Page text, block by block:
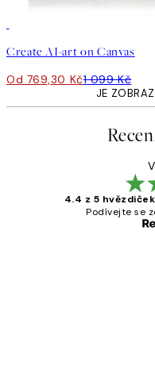
Create AI-art on Canvas
Od 769,30 Kč1 099 Kč
JE
4.4 z 5 hvězdiček
Podívejte se